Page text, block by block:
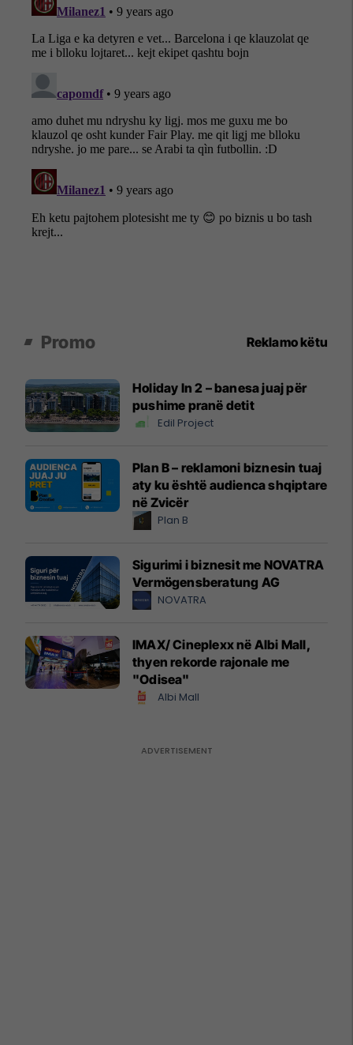
Promo Reklamo këtu
Holiday In 2 – banesa juaj për
pushime pranë detit
Edil Project
Plan B – reklamoni biznesin tuaj
aty ku është audienca shqiptare
në Zvicër
Plan B
Sigurimi i biznesit me NOVATRA
Vermögensberatung AG
NOVATRA
IMAX/ Cineplexx në Albi Mall,
thyen rekorde rajonale me
"Odisea"
Albi Mall